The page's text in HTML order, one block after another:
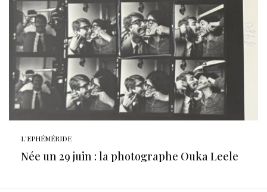
L'EPHÉMÉRIDE
Née un 29 juin : la photographe Ouka Leele